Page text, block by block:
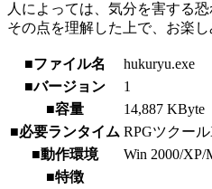
人によっては、気分を害する恐
その点を理解した上で、お楽し
■ファイル名
hukuryu.exe
■バージョン
1
■容量
14,887 KByte
■必要ランタイム RPGツクー
■動作環境
Win 2000/XP/
■特徴